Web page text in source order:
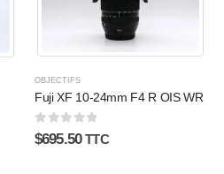
OBJECTIFS
Fuji XF 10-24mm F4 R OIS WR
0sur 5
$695.50 TTC